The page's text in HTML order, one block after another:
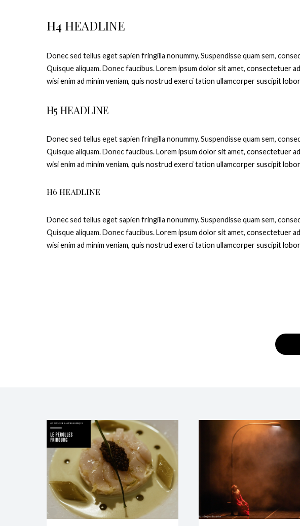
H4 HEADLINE
Donec sed tellus eget sapien fringilla nonummy.Suspendisse quam sem,
Quisque aliquam. Donec faucibus.Lorem ipsum dolor sit amet, consectetuer
wisi enim ad minim veniam, quis nostrud exerci tation ullamcorper suscipit
H5 HEADLINE
Donec sed tellus eget sapien fringilla nonummy.Suspendisse quam sem,
Quisque aliquam. Donec faucibus.Lorem ipsum dolor sit amet, consectetuer
wisi enim ad minim veniam, quis nostrud exerci tation ullamcorper suscipit
H6 HEADLINE
Donec sed tellus eget sapien fringilla nonummy.Suspendisse quam sem,
Quisque aliquam. Donec faucibus.Lorem ipsum dolor sit amet, consectetuer
wisi enim ad minim veniam, quis nostrud exerci tation ullamcorper suscipit